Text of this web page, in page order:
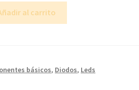
al carrito
básicos, Diodos, Leds